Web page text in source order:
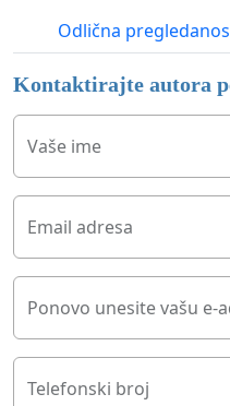
Odlična
Kontaktirajte autora
Vaše ime
Email adresa
Ponovo unesite vašu e-
Telefonski broj